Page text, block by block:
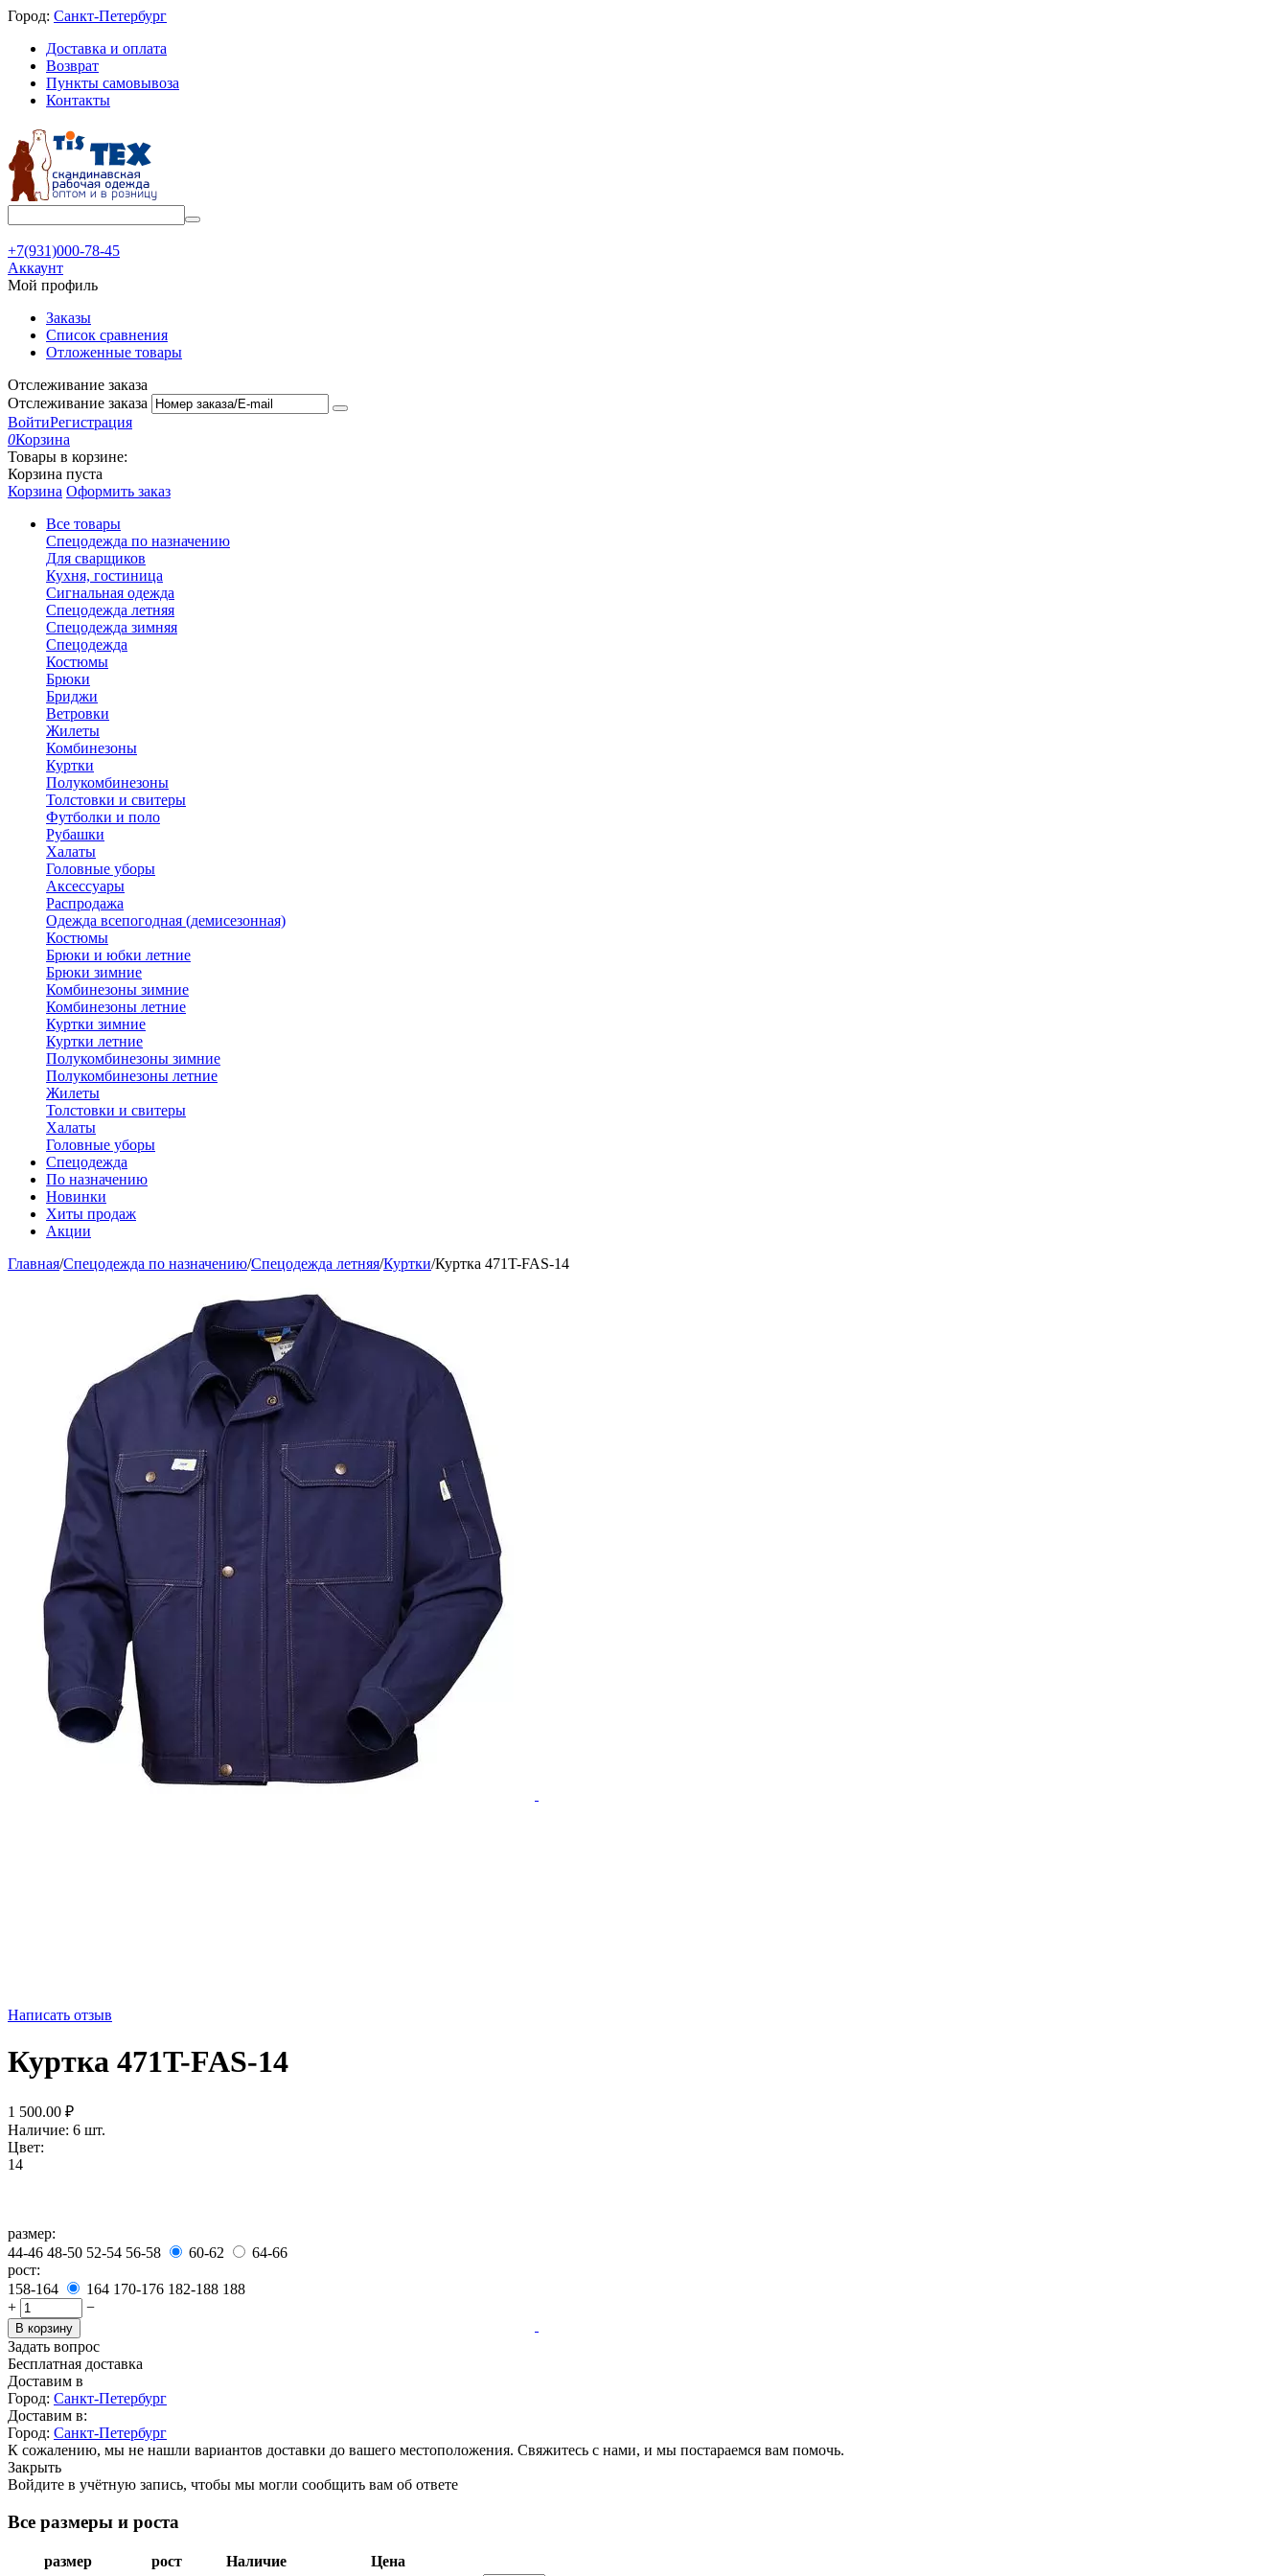
Город: Санкт-Петербург
Доставка и оплата
Возврат
Пункты самовывоза
Контакты
+7(931)000-78-45
Аккаунт
Мой профиль
Заказы
Список сравнения
Отложенные товары
Отслеживание заказа
Отслеживание заказа
ВойтиРегистрация
0Корзина
Товары в корзине:
Корзина пуста
Корзина Оформить заказ
Все товары
Спецодежда по назначению
Для сварщиков
Кухня, гостиница
Сигнальная одежда
Спецодежда летняя
Спецодежда зимняя
Спецодежда
Костюмы
Брюки
Бриджи
Ветровки
Жилеты
Комбинезоны
Куртки
Полукомбинезоны
Толстовки и свитеры
Футболки и поло
Рубашки
Халаты
Головные уборы
Аксессуары
Распродажа
Одежда всепогодная (демисезонная)
Костюмы
Брюки и юбки летние
Брюки зимние
Комбинезоны зимние
Комбинезоны летние
Куртки зимние
Куртки летние
Полукомбинезоны зимние
Полукомбинезоны летние
Жилеты
Толстовки и свитеры
Халаты
Головные уборы
Спецодежда
По назначению
Новинки
Хиты продаж
Акции
Главная/Спецодежда по назначению/Спецодежда летняя/Куртки/Куртка 471T-FAS-14
Написать отзыв
Куртка 471T-FAS-14
1 500.00 ₽
Наличие: 6 шт.
Цвет:
14
размер:
44-46 48-50 52-54 56-58 60-62
64-66
рост:
158-164
164 170-176 182-188 188
+
−
В корзину
Задать вопрос
Бесплатная доставка
Доставим в
Город: Санкт-Петербург
Доставим в:
Город: Санкт-Петербург
К сожалению, мы не нашли вариантов доставки до вашего местоположения. Свяжитесь с нами, и мы постараемся вам помочь.
Закрыть
Войдите в учётную запись, чтобы мы могли сообщить вам об ответе
Все размеры и роста
размер рост Наличие
Цена